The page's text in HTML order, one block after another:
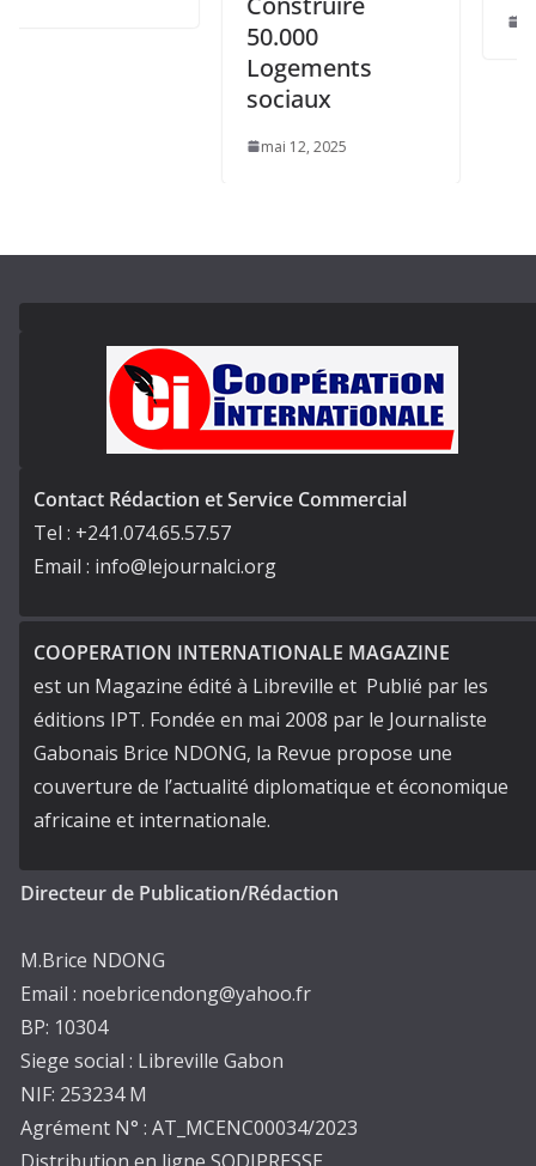
50.000
Logements
sociaux
mai 12, 2025
janvier 31,
Contact Rédaction et Service Commercial
Tel : +241.074.65.57.57
Email : info@lejournalci.org
COOPERATION INTERNATIONALE MAGAZINE
est un Magazine édité à Libreville et Publié par les
éditions IPT. Fondée en mai 2008 par le Journaliste
Gabonais Brice NDONG, la Revue propose une
couverture de l’actualité diplomatique et économique
africaine et internationale.
Directeur de Publication/Rédaction
M.Brice NDONG
Email : noebricendong@yahoo.fr
BP: 10304
Siege social : Libreville Gabon
NIF: 253234 M
Agrément N° : AT_MCENC00034/2023